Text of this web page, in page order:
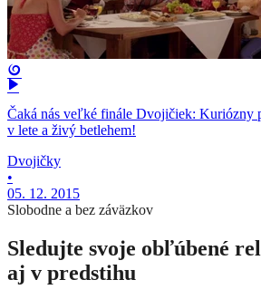
Čaká nás veľké finále Dvojičiek: Kuriózny
v lete a živý betlehem!
Dvojičky
•
05. 12. 2015
Slobodne a bez záväzkov
Sledujte svoje obľúbené
aj v predstihu